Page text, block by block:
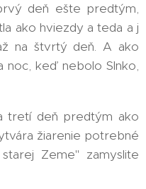
deň ešte predtým,
ako hviezdy a teda a j
na štvrtý deň. A ako
noc, keď nebolo Slnko,
tretí deň predtým ako
žiarenie potrebné
Zeme" zamyslite